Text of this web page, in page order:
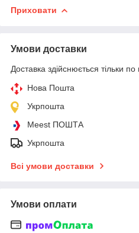
Приховати
Умови доставки
Доставка здійснюється тільки по
Нова Пошта
Укрпошта
Meest ПОШТА
Укрпошта
Всі умови доставки
Умови оплати